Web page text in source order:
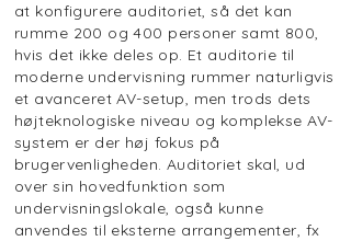
at konfigurere auditoriet, så det kan
rumme 200 og 400 personer samt 800,
hvis det ikke deles op. Et auditorie til
moderne undervisning rummer naturligvis
et avanceret AV-setup, men trods dets
højteknologiske niveau og komplekse AV-
system er der høj fokus på
brugervenligheden. Auditoriet skal, ud
over sin hovedfunktion som
undervisningslokale, også kunne
anvendes til eksterne arrangementer, fx